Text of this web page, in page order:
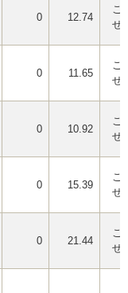
0 12.74
ご
せ
0 11.65
ご
せ
0 10.92
ご
せ
0 15.39
ご
せ
0 21.44
ご
せ